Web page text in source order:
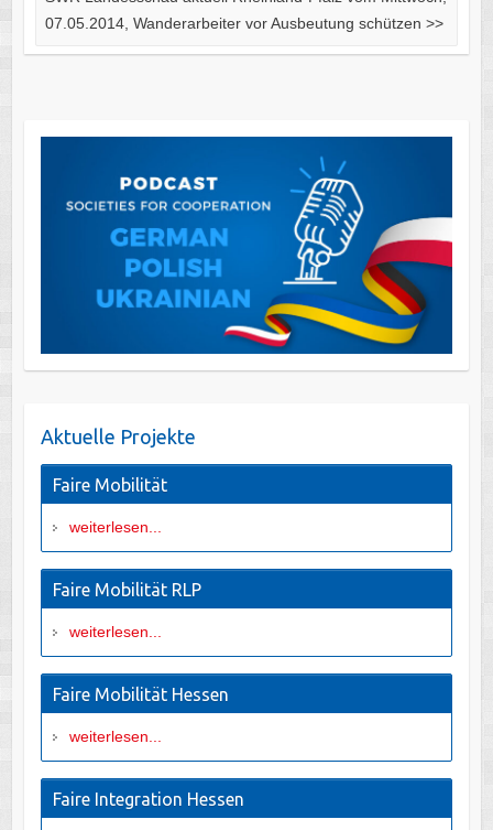
07.05.2014, Wanderarbeiter vor Ausbeutung schützen >>
Aktuelle Projekte
Faire Mobilität
weiterlesen...
Faire Mobilität RLP
weiterlesen...
Faire Mobilität Hessen
weiterlesen...
Faire Integration Hessen